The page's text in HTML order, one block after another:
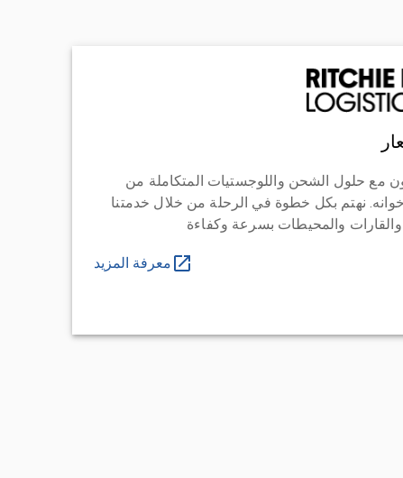
مع حلول الشحن واللوجستيات المتكاملة من
نهتم بكل خطوة في الرحلة من خلال خدمتنا
والقارات والمحيطات بسرعة وكفاءة
معرفة المزيد